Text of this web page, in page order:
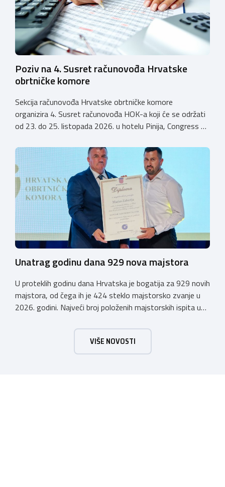
Poziv na 4. Susret računovođa Hrvatske
obrtničke komore
Sekcija računovođa Hrvatske obrtničke komore
organizira 4. Susret računovođa HOK-a koji će se održati
od 23. do 25. listopada 2026. u hotelu Pinija, Congress &
otvoren u petak, 23. listopada 2026. u
poslijepodnevnim, uz uvodno predavanje i pozdrav
domaćina. Tijekom subote, 24. listopada, održavat će se
predavanja, interaktivne radionice te okrugli stolovi na
aktualne teme. […]
Unatrag godinu dana 929 nova majstora
U proteklih godinu dana Hrvatska je bogatija za 929 novih
majstora, od čega ih je 424 steklo majstorsko zvanje u
2026. godini. Najveći broj položenih majstorskih ispita u
majstor elektroinstalater, majstor frizer, majstor
vodoinstalatera, instalatera grijanja i klimatizacije te
majstora automehaničara. Najveći broj navedenih
VIŠE NOVOSTI